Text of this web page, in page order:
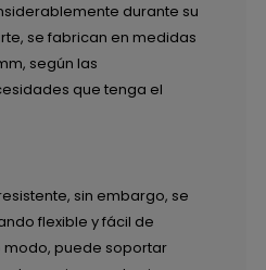
durante su
se fabrican en medidas
según las
que tenga el
sin embargo, se
flexible y fácil de
modo, puede soportar